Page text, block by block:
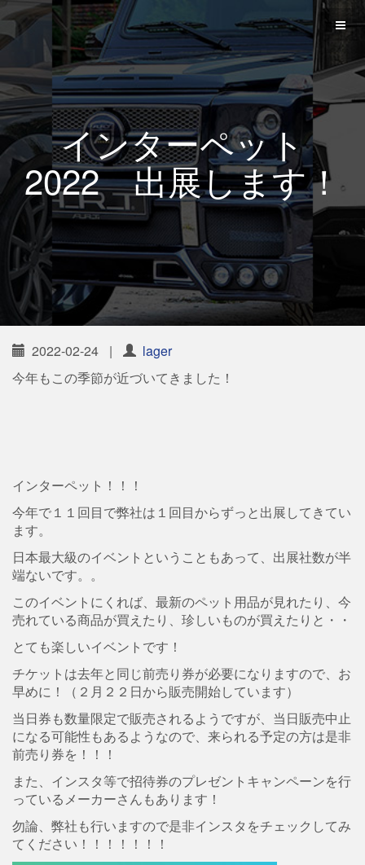
インターペット
2022 出展します！
2022-02-24 |
lager
今年もこの季節が近づいてきました！
インターペット！！！
今年で１１回目で弊社は１回目からずっと出展してきてい
ます。
日本最大級のイベントということもあって、出展社数が半
端ないです。。
このイベントにくれば、最新のペット用品が見れたり、今
売れている商品が買えたり、珍しいものが買えたりと・・
とても楽しいイベントです！
チケットは去年と同じ前売り券が必要になりますので、お
早めに！（２月２２日から販売開始しています）
当日券も数量限定で販売されるようですが、当日販売中止
になる可能性もあるようなので、来られる予定の方は是非
前売り券を！！！
また、インスタ等で招待券のプレゼントキャンペーンを行
っているメーカーさんもあります！
勿論、弊社も行いますので是非インスタをチェックしてみ
てください！！！！！！！